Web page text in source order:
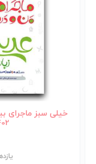
خیلی سبز ماجرای